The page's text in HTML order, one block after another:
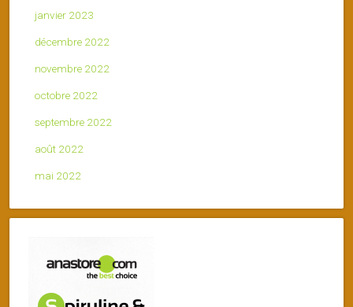
janvier 2023
décembre 2022
novembre 2022
octobre 2022
septembre 2022
août 2022
mai 2022